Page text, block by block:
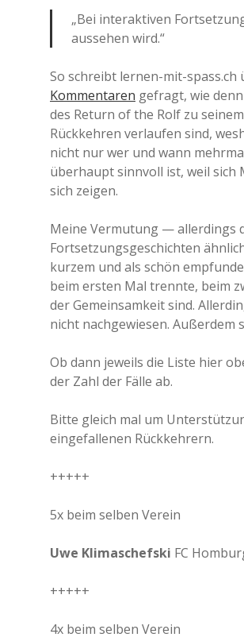
„Bei interaktiven
aussehen wird.“
So schreibt lernen-mit-spass.ch
Kommentaren gefragt, wie
des Return of the Rolf zu
Rückkehren verlaufen sind,
nicht nur wer und wann
überhaupt sinnvoll ist, weil
sich zeigen.
Meine Vermutung — allerdings
Fortsetzungsgeschichten
kurzem und als schön
beim ersten Mal trennte, beim
der Gemeinsamkeit sind.
nicht nachgewiesen.
Ob dann jeweils die Liste hier
der Zahl der Fälle ab.
Bitte gleich mal um
eingefallenen Rückkehrern.
+++++
5x beim selben Verein
Uwe Klimaschefski FC
+++++
4x beim selben Verein